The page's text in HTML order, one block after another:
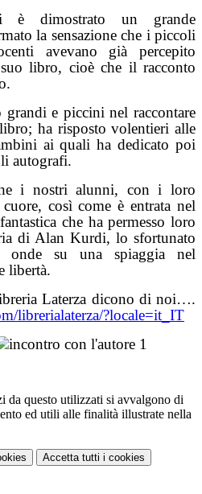
è dimostrato un grande
la sensazione che i piccoli
avevano già percepito
libro, cioè che il racconto
grandi e piccini nel raccontare
ha risposto volentieri alle
ai quali ha dedicato poi
autografi.
i nostri alunni, con i loro
così come è entrata nel
che ha permesso loro
di Alan Kurdi, lo sfortunato
onde su una spiaggia nel
libertà.
Laterza dicono di noi….
librerialaterza/?locale=it_IT
da questo utilizzati si avvalgono di
ed utili alle finalità illustrate nella
Accetta tutti i cookies